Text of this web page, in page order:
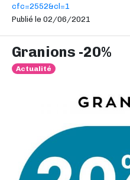
cfc=2552&cl=1
Publié le 02/06/2021
Granions -20%
Actualité